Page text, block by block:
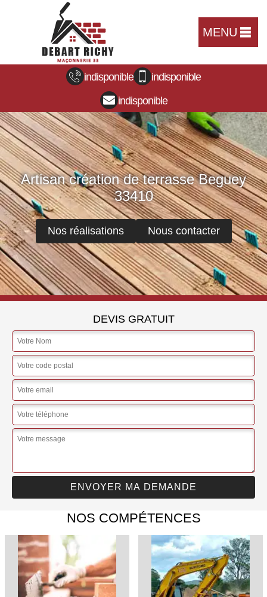
MENU
indisponible
indisponible
indisponible
Artisan création de terrasse Beguey
33410
Nos réalisations Nous contacter
DEVIS GRATUIT
NOS COMPÉTENCES